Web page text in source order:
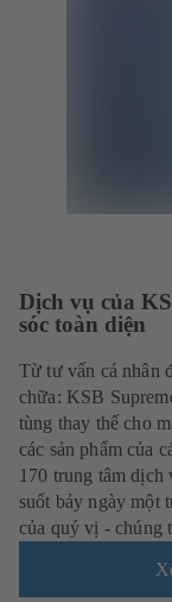
Dịch vụ của
sóc toàn diện
Từ tư vấn cá nhân
chữa: KSB
tùng thay thế cho
các sản phẩm của
170 trung tâm dịch
suốt bảy ngày một
của quý vị - chúng